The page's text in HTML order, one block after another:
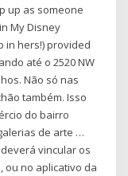
up as someone
My Disney
in hers!) provided
até o 2520 NW
Não só nas
também. Isso
do bairro
de arte …
vincular os
ou no aplicativo da